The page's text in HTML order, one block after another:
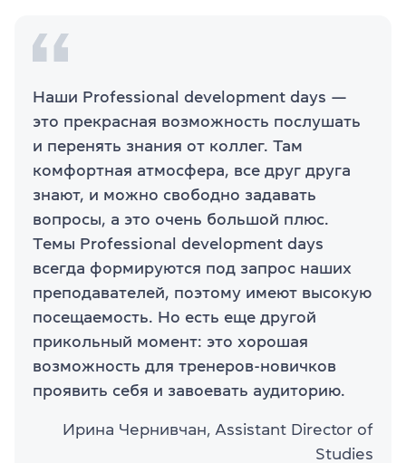
Наши Professional development days —
это прекрасная возможность послушать
и перенять знания от коллег. Там
комфортная атмосфера, все друг друга
знают, и можно свободно задавать
вопросы, а это очень большой плюс.
Темы Professional development days
всегда формируются под запрос наших
преподавателей, поэтому имеют высокую
посещаемость. Но есть еще другой
прикольный момент: это хорошая
возможность для тренеров-новичков
проявить себя и завоевать аудиторию.
Ирина Чернивчан, Assistant Director of
Studies